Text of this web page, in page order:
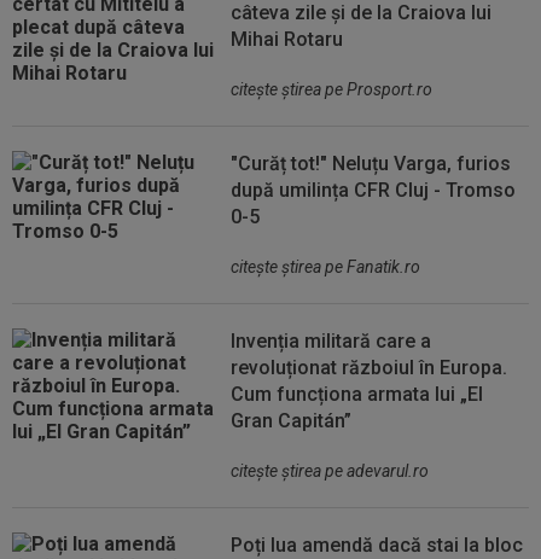
câteva zile și de la Craiova lui
Mihai Rotaru
citeşte ştirea pe Prosport.ro
"Curăț tot!" Neluțu Varga, furios
după umilința CFR Cluj - Tromso
0-5
citeşte ştirea pe Fanatik.ro
Invenția militară care a
revoluționat războiul în Europa.
Cum funcționa armata lui „El
Gran Capitán”
citeşte ştirea pe adevarul.ro
Poți lua amendă dacă stai la bloc